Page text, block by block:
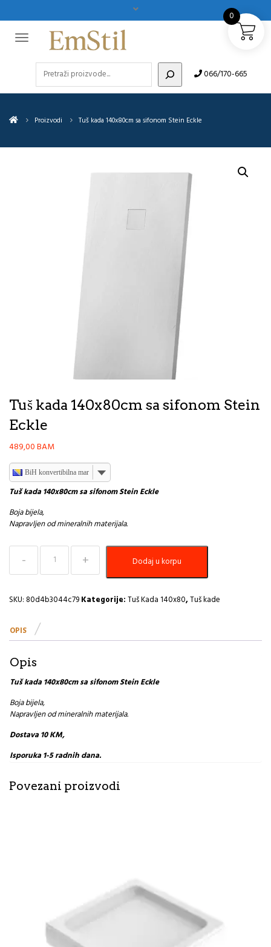
066/170-665
Proizvodi Tuš kada 140x80cm sa sifonom Stein Eckle
Tuš kada 140x80cm sa sifonom Stein
Eckle
489,00BAM
BiH konvertibilna marka
Tuš kada 140x80cm sa sifonom Stein Eckle
Boja bijela,
Napravljen od mineralnih materijala.
Tuš
kada
140x80cm
sifonom
Eckle
Dodaj u korpu
SKU: 80d4b3044c79Kategorije:Tuš Kada 140x80,Tuš kade
OPIS
Opis
Tuš kada 140x80cm sa sifonom Stein Eckle
Boja bijela,
Napravljen od mineralnih materijala.
Dostava 10 KM,
Isporuka 1-5 radnih dana.
Povezani proizvodi
0